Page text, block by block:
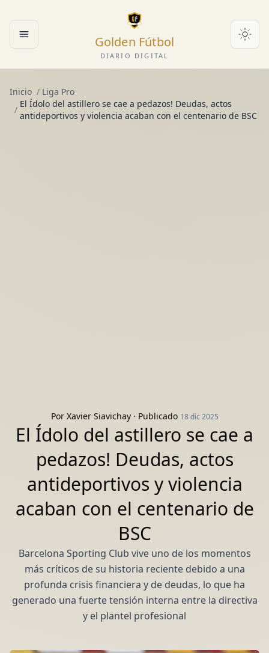
Abrir menú Golden Fútbol
DIARIO DIGITAL
Inicio / Liga Pro
/
El Ídolo del astillero se cae a pedazos! Deudas, actos
antideportivos y violencia acaban con el centenario de BSC
Por Xavier Siavichay· Publicado 18 dic 2025
El Ídolo del astillero se cae a
pedazos! Deudas, actos
antideportivos y violencia
acaban con el centenario de
BSC
Barcelona Sporting Club vive uno de los momentos
más críticos de su historia reciente debido a una
profunda crisis financiera y de deudas, lo que ha
generado una fuerte tensión interna entre la directiva
y el plantel profesional